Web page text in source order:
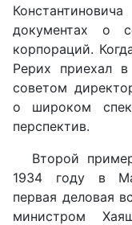
документах о
корпораций.
Рерих приехал
советом
о широком
перспектив.
Второй
1934 году в
первая деловая
министром